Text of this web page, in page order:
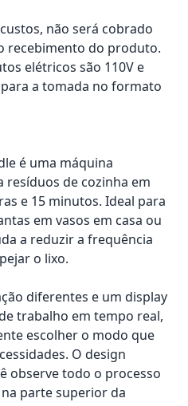
não será cobrado
recebimento do produto.
elétricos são 110V e
a tomada no formato
é uma máquina
de cozinha em
e 15 minutos. Ideal para
em vasos em casa ou
a reduzir a frequência
o lixo.
diferentes e um display
trabalho em tempo real,
escolher o modo que
O design
observe todo o processo
parte superior da